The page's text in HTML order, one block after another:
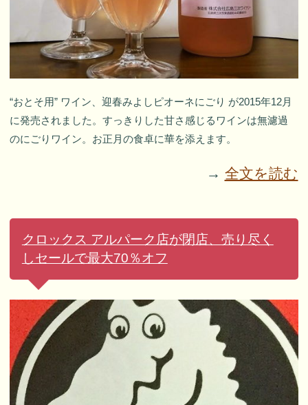
“おとそ用” ワイン、迎春みよしピオーネにごり が2015年12月
に発売されました。すっきりした甘さ感じるワインは無濾過
のにごりワイン。お正月の食卓に華を添えます。
→ 全文を読む
クロックス アルパーク店が閉店、売り尽く
しセールで最大70％オフ